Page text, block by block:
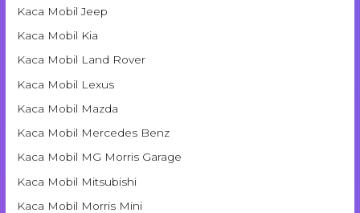
Kaca Mobil Jeep
Kaca Mobil Kia
Kaca Mobil Land Rover
Kaca Mobil Lexus
Kaca Mobil Mazda
Kaca Mobil Mercedes Benz
Kaca Mobil MG Morris Garage
Kaca Mobil Mitsubishi
Kaca Mobil Morris Mini